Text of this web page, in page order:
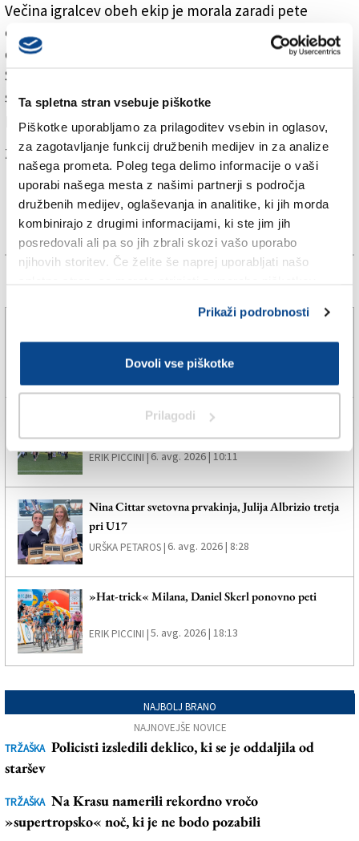
Ta spletna stran vsebuje piškotke
Piškotke uporabljamo za prilagoditev vsebin in oglasov,
za zagotavljanje funkcij družbenih medijev in za analize
našega prometa. Poleg tega delimo informacije o vaši
uporabi našega mesta z našimi partnerji s področja
družbenih medijev, oglaševanja in analitike, ki jih morda
kombinirajo z drugimi informacijami, ki ste jim jih
posredovali ali pa so jih zbrali skozi vašo uporabo
njihovih storitev. Če želite še naprej uporabljati našo
Prikaži podrobnosti
Dovoli vse piškotke
Prilagodi
Večina igralcev obeh ekip je morala zaradi pete
osebne napake zapustiti igrišče, tako da je Fogliano
dvoboj sklenil s tremi igralci, Skyscrapers pa z dvema.
Sliko s tekme je objavila tudi priljubljena facebook
stran L'umiltà di chiamarsi minors, zbrala pa je
približno 2000 všečkov.
Za branje in pisanje komentarjevje potrebna prijava
SPLETNO UREDNIŠTVO |6. avg. 2026 | 12:20
Kriške lastovke želijo leteti visoko tudi v 2.
amaterski ligi
ERIK PICCINI |6. avg. 2026 | 10:11
Nina Cittar svetovna prvakinja, Julija Albrizio tretja
pri U17
URŠKA PETAROS | 6. avg. 2026 | 8:28
»Hat-trick« Milana, Daniel Skerl ponovno peti
ERIK PICCINI |5. avg. 2026 | 18:13
NAJBOLJ BRANO
NAJNOVEJŠE NOVICE
TRŽAŠKA Policisti izsledili deklico, ki se je oddaljila od
staršev
TRŽAŠKA Na Krasu namerili rekordno vročo
»supertropsko« noč, ki je ne bodo pozabili